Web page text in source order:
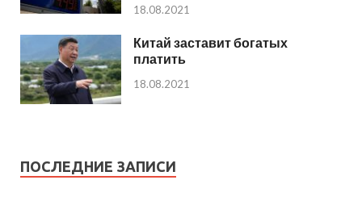
18.08.2021
Китай заставит богатых
платить
18.08.2021
ПОСЛЕДНИЕ ЗАПИСИ